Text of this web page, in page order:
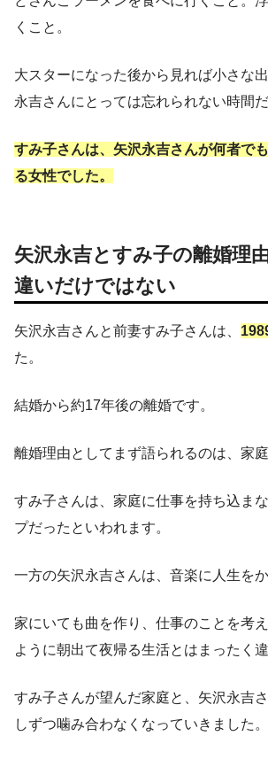
くこと。
大スターになった後から見れば小さな
永吉さんにとっては忘れられない時間
すみ子さんは、矢沢永吉さんが何者で
る女性でした。
矢沢永吉とすみ子の離婚理
違いだけではない
矢沢永吉さんと前妻すみ子さんは、
た。
結婚から約17年後の離婚です。
離婚理由としてまず語られるのは、家
すみ子さんは、家庭に仕事を持ち込ま
プだったといわれます。
一方の矢沢永吉さんは、音楽に人生を
家にいても曲を作り、仕事のことを考
ように朝出て夜帰る生活とはまったく違
すみ子さんが望んだ家庭と、矢沢永吉
しずつ噛み合わなくなっていきました。